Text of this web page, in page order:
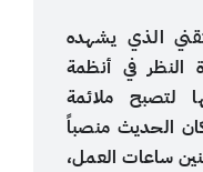
الذي يشهده
النظر في أنظمة
لتصبح ملائمة
الحديث منصباً
ساعات العمل،